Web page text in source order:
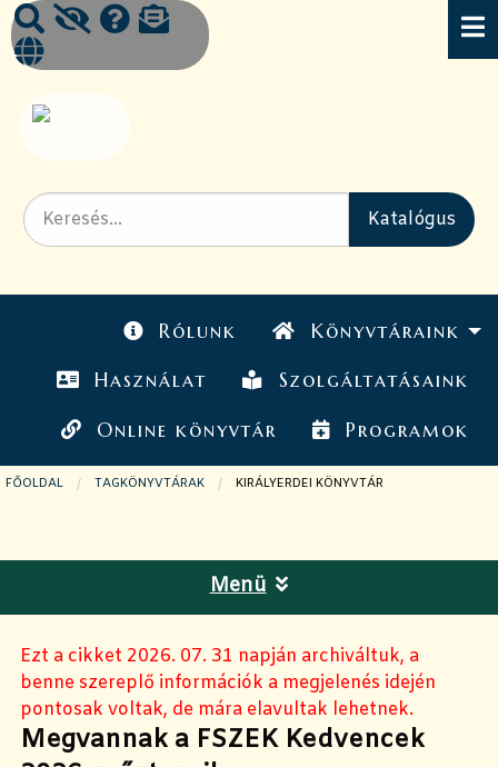
Rólunk Könyvtáraink
Használat Szolgáltatásaink
Online könyvtár Programok
FŐOLDAL TAGKÖNYVTÁRAK JELENLEGI OLDAL:
KIRÁLYERDEI KÖNYVTÁR
Menü
Ezt a cikket 2026. 07. 31 napján archiváltuk, a
benne szereplő információk a megjelenés idején
pontosak voltak, de mára elavultak lehetnek.
Megvannak a FSZEK Kedvencek